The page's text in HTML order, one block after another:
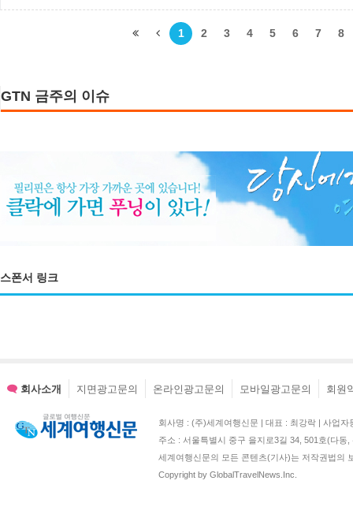
1 2 3 4 5 6 7 8
GTN 금주의 이슈
스폰서 링크
회사소개 지면광고문의 온라인광고문의 모바일광고문의 회원
회사명 : (주)세계여행신문 | 대표 : 최강락 | 사업
주소 : 서울특별시 중구 을지로3길 34, 501호(다
세계여행신문의 모든 콘텐츠(기사)는 저작권법의
Copyright by GlobalTravelNews.Inc.